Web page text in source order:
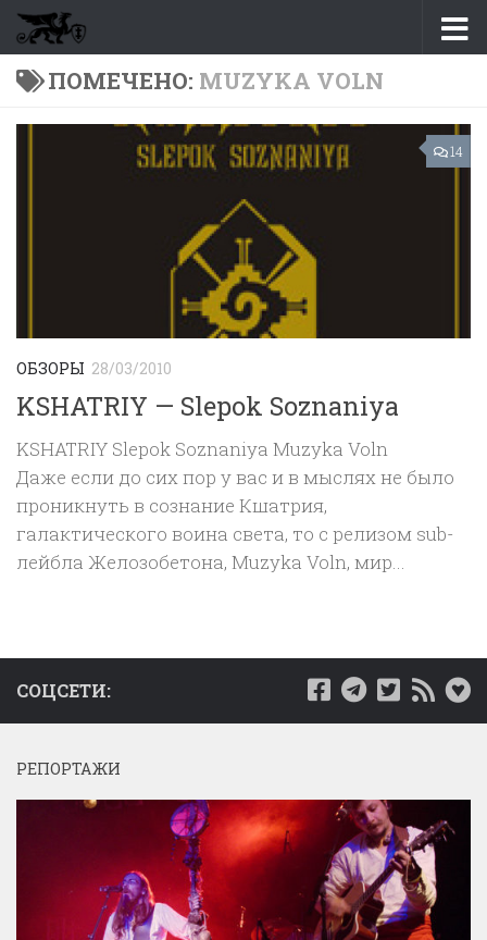
Перейти к содержимому
ПОМЕЧЕНО: MUZYKA VOLN
14
ОБЗОРЫ 28/03/2010
KSHATRIY — Slepok Soznaniya
KSHATRIY Slepok Soznaniya Muzyka Voln
Даже если до сих пор у вас и в мыслях не было
проникнуть в сознание Кшатрия,
галактического воина света, то с релизом sub-
лейбла Желозобетона, Muzyka Voln, мир...
СОЦСЕТИ:
РЕПОРТАЖИ